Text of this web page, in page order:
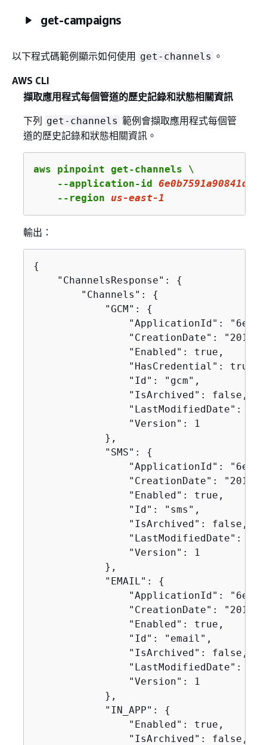
get-campaigns
以下程式碼範例顯示如何使用 get-channels 。
AWS CLI
擷取應用程式每個管道的歷史記錄和狀態相關資訊
下列 get-channels 範例會擷取應用程式每個管
道的歷史記錄和狀態相關資訊。
aws pinpoint get-channels \
    --application-id
    --region
us-east-1
輸出：
{
    "ChannelsResponse":
{
        "Channels":
{
            "GCM":
{
"ApplicationId":
"CreationDate": "2019-
                "Enabled": true,
                "HasCredential": true,
                "Id": "gcm",
                "IsArchived": false,
"LastModifiedDate":
                "Version": 1
            },
            "SMS":
{
"ApplicationId":
"CreationDate": "2019-
                "Enabled": true,
                "Id": "sms",
                "IsArchived": false,
"LastModifiedDate":
                "Version": 1
            },
            "EMAIL":
{
"ApplicationId":
"CreationDate": "2019-
                "Enabled": true,
                "Id": "email",
                "IsArchived": false,
"LastModifiedDate":
                "Version": 1
            },
            "IN_APP":
{
                "Enabled": true,
                "IsArchived": false,